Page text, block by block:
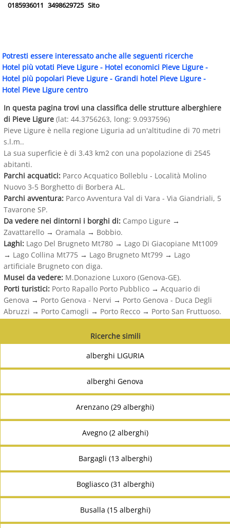
0185936011 3498629725 Sito
Potresti essere interessato anche alle seguenti ricerche
Hotel più votati Pieve Ligure - Hotel economici Pieve Ligure -
Hotel più popolari Pieve Ligure - Grandi hotel Pieve Ligure -
Hotel Pieve Ligure centro
In questa pagina trovi una classifica delle strutture alberghiere
di Pieve Ligure (lat: 44.3756263, long: 9.0937596)
Pieve Ligure è nella regione Liguria ad un'altitudine di 70 metri
s.l.m..
La sua superficie è di 3.43 km2 con una popolazione di 2545
abitanti.
Parchi acquatici: Parco Acquatico Bolleblu - Località Molino
Nuovo 3-5 Borghetto di Borbera AL.
Parchi avventura: Parco Avventura Val di Vara - Via Giandriali, 5
Tavarone SP.
Da vedere nei dintorni i borghi di: Campo Ligure →
Zavattarello → Oramala → Bobbio.
Laghi: Lago Del Brugneto Mt780 → Lago Di Giacopiane Mt1009
→ Lago Collina Mt775 → Lago Brugneto Mt799 → Lago
artificiale Brugneto con diga.
Musei da vedere: M.Donazione Luxoro (Genova-GE).
Porti turistici: Porto Rapallo Porto Pubblico → Acquario di
Genova → Porto Genova - Nervi → Porto Genova - Duca Degli
Abruzzi → Porto Camogli → Porto Recco → Porto San Fruttuoso.
Ricerche simili
alberghi LIGURIA
alberghi Genova
Arenzano (29 alberghi)
Avegno (2 alberghi)
Bargagli (13 alberghi)
Bogliasco (31 alberghi)
Busalla (15 alberghi)